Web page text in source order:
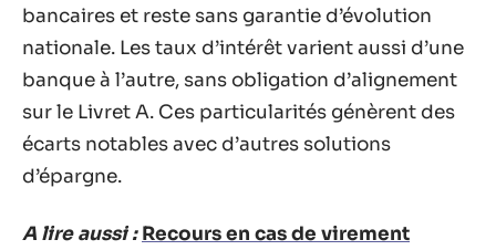
bancaires et reste sans garantie d’évolution
nationale. Les taux d’intérêt varient aussi d’une
banque à l’autre, sans obligation d’alignement
sur le Livret A. Ces particularités génèrent des
écarts notables avec d’autres solutions
d’épargne.
A lire aussi : Recours en cas de virement